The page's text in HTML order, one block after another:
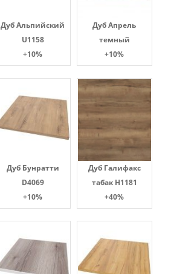
Дуб Альпийский
U1158
+10%
Дуб Апрель
темный
+10%
Дуб Бунратти
D4069
+10%
Дуб Галифакс
табак Н1181
+40%